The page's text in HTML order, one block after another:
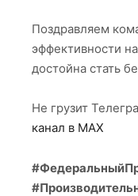
Поздравляем
эффективности
достойна стать
Не грузит
канал в МАХ